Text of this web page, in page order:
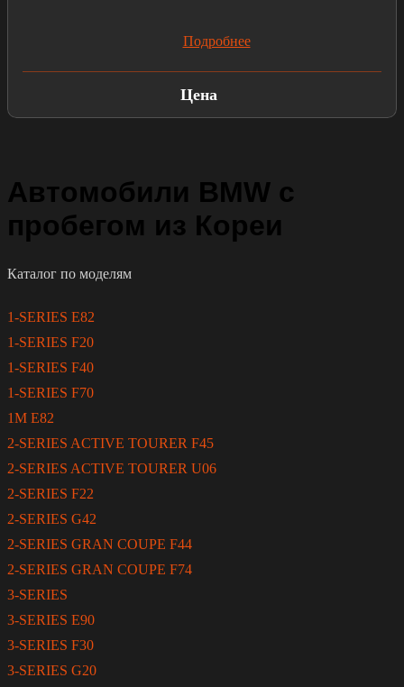
Подробнее
Цена
Автомобили BMW с
пробегом из Кореи
Каталог по моделям
1-SERIES E82
1-SERIES F20
1-SERIES F40
1-SERIES F70
1M E82
2-SERIES ACTIVE TOURER F45
2-SERIES ACTIVE TOURER U06
2-SERIES F22
2-SERIES G42
2-SERIES GRAN COUPE F44
2-SERIES GRAN COUPE F74
3-SERIES
3-SERIES E90
3-SERIES F30
3-SERIES G20